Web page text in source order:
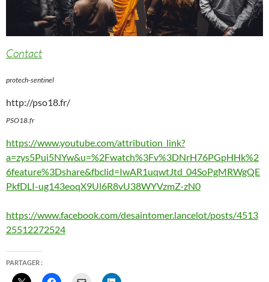
Contact
protech-sentinel
http://pso18.fr/
PSO18.fr
https://www.youtube.com/attribution_link?
a=zys5Pui5NYw&u=%2Fwatch%3Fv%3DNrH76PGpHHk%2
6feature%3Dshare&fbclid=IwAR1uqwtJtd_04SoPgMRWgQE
PkfDLI-ug143eoqX9Ul6R8vU38WYVzmZ-zN0
https://www.facebook.com/desaintomer.lancelot/posts/4513
25512272524
PARTAGER :